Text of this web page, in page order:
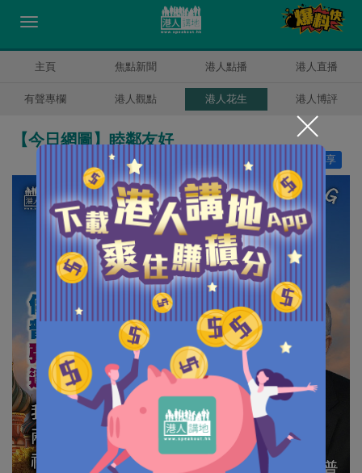
主頁 焦點新聞 港人點播 港人直播
有聲專欄 港人觀點 港人花生 港人博評
【今日網圖】睦鄰友好
分享
讚好